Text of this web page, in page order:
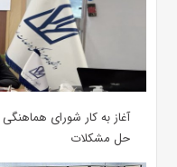
آغاز به کار شورای
حل مشکلات